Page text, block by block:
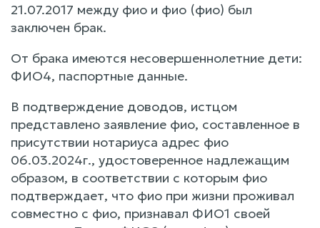
21.07.2017 между фио и фио (фио) был
заключен брак.
От брака имеются несовершеннолетние дети:
ФИО4, паспортные данные.
В подтверждение доводов, истцом
представлено заявление фио, составленное в
присутствии нотариуса адрес фио
06.03.2024г., удостоверенное надлежащим
образом, в соответствии с которым фио
подтверждает, что фио при жизни проживал
совместно с фио, признавал ФИО1 своей